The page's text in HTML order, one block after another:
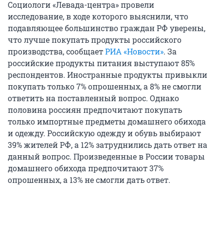
Социологи «Левада-центра» провели
исследование, в ходе которого выяснили, что
подавляющее большинство граждан РФ уверены,
что лучше покупать продукты российского
производства, сообщаетРИА «Новости». За
российские продукты питания выступают 85%
респондентов. Иностранные продукты привыкли
покупать только 7% опрошенных, а 8% не смогли
ответить на поставленный вопрос. Однако
половина россиян предпочитают покупать
только импортные предметы домашнего обихода
и одежду. Российскую одежду и обувь выбирают
39% жителей РФ, а 12% затруднились дать ответ на
данный вопрос. Произведенные в России товары
домашнего обихода предпочитают 37%
опрошенных, а 13% не смогли дать ответ.